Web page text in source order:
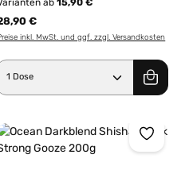
um die
gewünschten
ab 15,90 €
€
inkl. MwSt. und ggf. zzgl. Versandkosten
Anzahl: Gib